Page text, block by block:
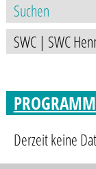
Derzeit keine